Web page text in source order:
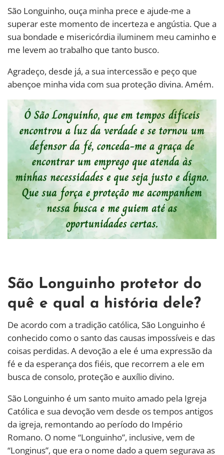
São Longuinho, ouça minha prece e ajude-me a
superar este momento de incerteza e angústia. Que a
sua bondade e misericórdia iluminem meu caminho e
me levem ao trabalho que tanto busco.
Agradeço, desde já, a sua intercessão e peço que
abençoe minha vida com sua proteção divina. Amém.
São Longuinho protetor do
quê e qual a história dele?
De acordo com a tradição católica, São Longuinho é
conhecido como o santo das causas impossíveis e das
coisas perdidas. A devoção a ele é uma expressão da
fé e da esperança dos fiéis, que recorrem a ele em
busca de consolo, proteção e auxílio divino.
São Longuinho é um santo muito amado pela Igreja
Católica e sua devoção vem desde os tempos antigos
da igreja, remontando ao período do Império
Romano. O nome “Longuinho”, inclusive, vem de
“Longinus”, que era o nome dado a quem segurava as